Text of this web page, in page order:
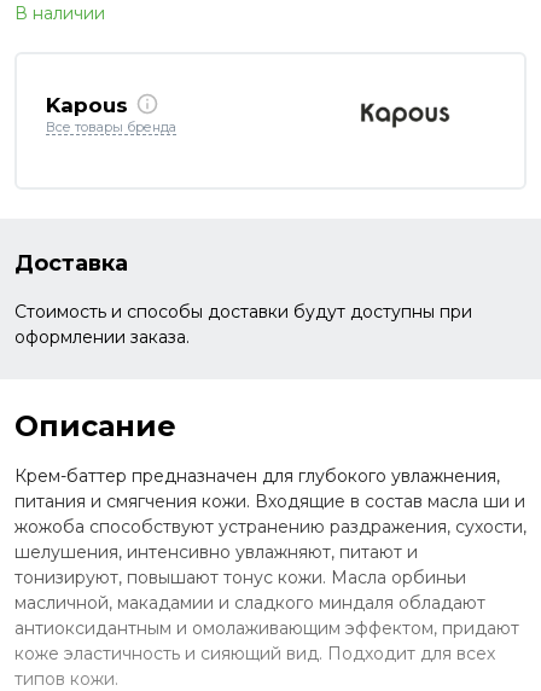
В наличии
Kapous
Все товары бренда
Доставка
Стоимость и способы доставки будут доступны при
оформлении заказа.
Описание
Крем-баттер предназначен для глубокого увлажнения,
питания и смягчения кожи. Входящие в состав масла ши и
жожоба способствуют устранению раздражения, сухости,
шелушения, интенсивно увлажняют, питают и
тонизируют, повышают тонус кожи. Масла орбиньи
масличной, макадамии и cладкого миндаля обладают
антиоксидантным и омолаживающим эффектом, придают
коже эластичность и сияющий вид. Подходит для всех
типов кожи.